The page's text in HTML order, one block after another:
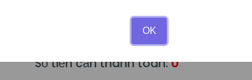
0đ
0%
Số tiền cần thanh toán:0
OK